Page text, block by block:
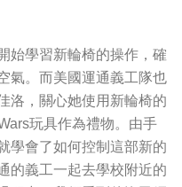
始學習新輪椅的操作，確
氣。而美國運通義工隊也
洛，關心她使用新輪椅的
玩具作為禮物。由手
學會了如何控制這部新的
的義工一起去學校附近的